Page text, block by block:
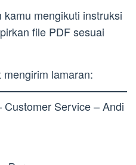
mengikuti instruksi
file PDF sesuai
lamaran:
Customer Service – Andi